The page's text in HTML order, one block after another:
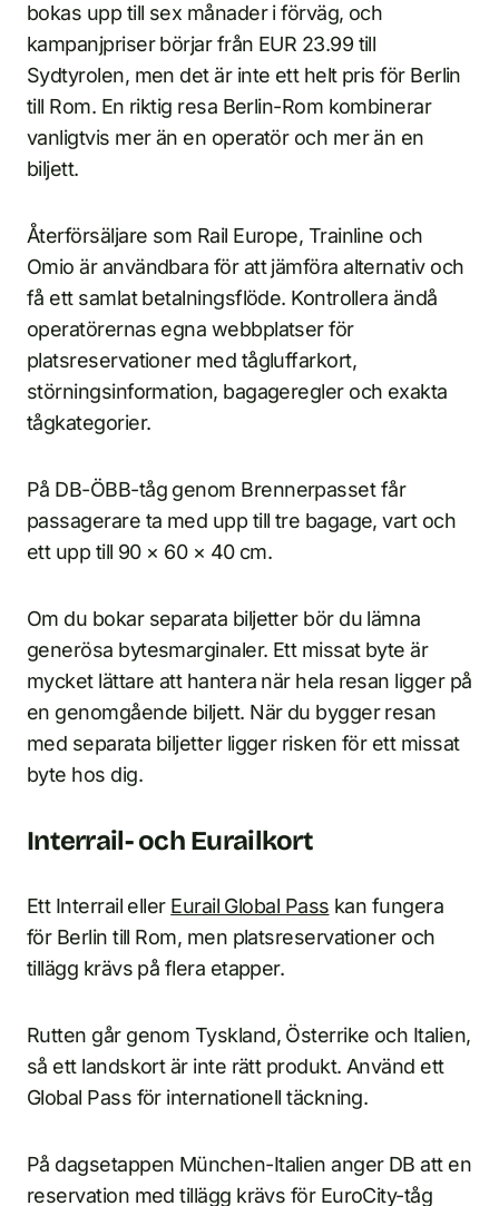
bokas upp till sex månader i förväg, och
kampanjpriser börjar från EUR 23.99 till
Sydtyrolen, men det är inte ett helt pris för Berlin
till Rom. En riktig resa Berlin-Rom kombinerar
vanligtvis mer än en operatör och mer än en
biljett.
Återförsäljare som Rail Europe, Trainline och
Omio är användbara för att jämföra alternativ och
få ett samlat betalningsflöde. Kontrollera ändå
operatörernas egna webbplatser för
platsreservationer med tågluffarkort,
störningsinformation, bagageregler och exakta
tågkategorier.
På DB-ÖBB-tåg genom Brennerpasset får
passagerare ta med upp till tre bagage, vart och
ett upp till 90 × 60 × 40 cm.
Om du bokar separata biljetter bör du lämna
generösa bytesmarginaler. Ett missat byte är
mycket lättare att hantera när hela resan ligger på
en genomgående biljett. När du bygger resan
med separata biljetter ligger risken för ett missat
byte hos dig.
Interrail- och Eurailkort
Ett Interrail eller Eurail Global Pass kan fungera
för Berlin till Rom, men platsreservationer och
tillägg krävs på flera etapper.
Rutten går genom Tyskland, Österrike och Italien,
så ett landskort är inte rätt produkt. Använd ett
Global Pass för internationell täckning.
På dagsetappen München-Italien anger DB att en
reservation med tillägg krävs för EuroCity-tåg